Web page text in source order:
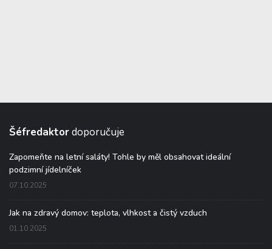
Šéfredaktordoporučuje
Zapomeňte na letní saláty! Tohle by měl obsahovat ideální
podzimní jídelníček
07.10.2025
Jak na zdravý domov: teplota, vlhkost a čistý vzduch
01.10.2025